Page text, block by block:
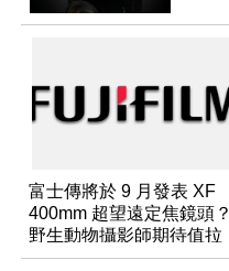
富士傳將於 9 月發表 XF
400mm 超望遠定焦鏡頭？
野生動物攝影師期待值拉
滿